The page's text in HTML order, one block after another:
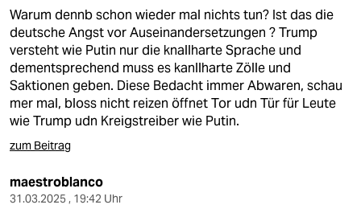
Warum dennb schon wieder mal nichts tun? Ist das die
deutsche Angst vor Auseinandersetzungen ? Trump
versteht wie Putin nur die knallharte Sprache und
dementsprechend muss es kanllharte Zölle und
Saktionen geben. Diese Bedacht immer Abwaren, schau
mer mal, bloss nicht reizen öffnet Tor udn Tür für Leute
wie Trump udn Kreigstreiber wie Putin.
zum Beitrag
maestroblanco
31.03.2025 , 19:42 Uhr